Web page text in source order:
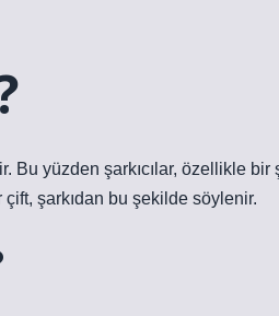
Bu yüzden şarkıcılar, özellikle bir
çift, şarkıdan bu şekilde söylenir.